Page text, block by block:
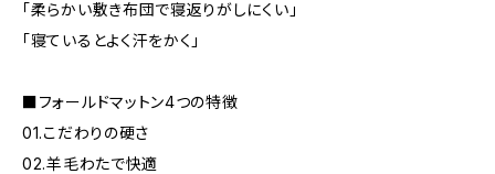
「柔らかい敷き布団で寝返りがしにくい」
「寝ているとよく汗をかく」
■フォールドマットン4つの特徴
01.こだわりの硬さ
02.羊毛わたで快適